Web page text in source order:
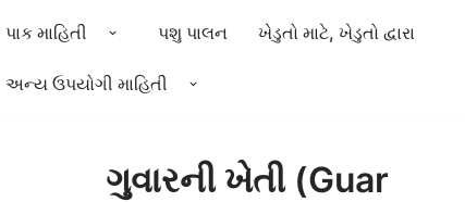
પાક માહિતી પશુ પાલન ખેડુતો માટે, ખેડુતો દ્વારા
અન્ય ઉપયોગી માહિતી
ગુવારની ખેતી (Guar